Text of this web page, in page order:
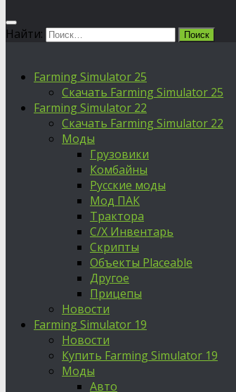
Найти:
Farming Simulator 25
Скачать Farming Simulator 25
Farming Simulator 22
Скачать Farming Simulator 22
Моды
Грузовики
Комбайны
Русские моды
Мод ПАК
Трактора
С/Х Инвентарь
Скрипты
Объекты Placeable
Другое
Прицепы
Новости
Farming Simulator 19
Новости
Купить Farming Simulator 19
Моды
Авто